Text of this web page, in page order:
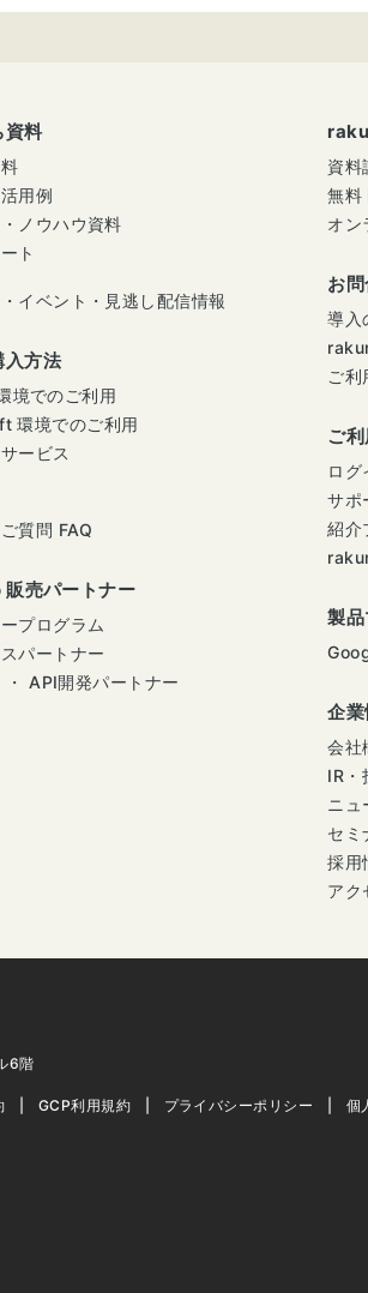
資料
用例
ノウハウ資料
ト
イベント・見逃し配信情報
入方法
境でのご利用
環境でのご利用
ービス
質問 FAQ
売パートナー
プログラム
パートナー
・ API開発パートナー
資料
無料
オン
お
導入
ご利
ご
ログ
サポ
紹介
製
企
会社
IR・
ニュ
セミ
採用
アク
6階
GCP利用規約 プライバシーポリシー 個